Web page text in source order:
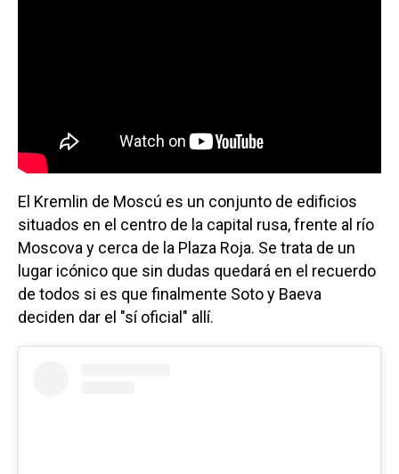
El Kremlin de Moscú es un conjunto de edificios
situados en el centro de la capital rusa, frente al río
Moscova y cerca de la Plaza Roja. Se trata de un
lugar icónico que sin dudas quedará en el recuerdo
de todos si es que finalmente Soto y Baeva
deciden dar el "sí oficial" allí.